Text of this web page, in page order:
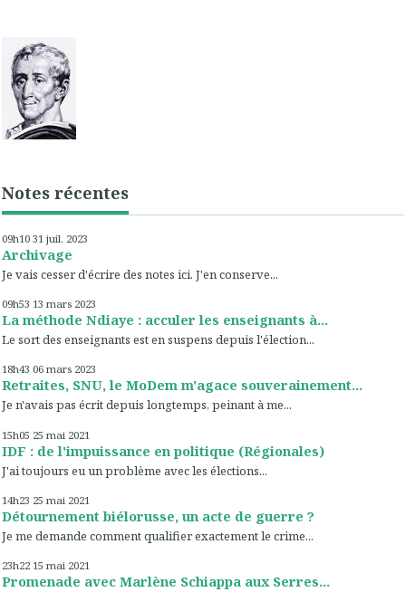
Notes récentes
09h10 31 juil. 2023
Archivage
Je vais cesser d'écrire des notes ici. J'en conserve...
09h53 13 mars 2023
La méthode Ndiaye : acculer les enseignants à...
Le sort des enseignants est en suspens depuis l'élection...
18h43 06 mars 2023
Retraites, SNU, le MoDem m'agace souverainement...
Je n'avais pas écrit depuis longtemps, peinant à me...
15h05 25 mai 2021
IDF : de l'impuissance en politique (Régionales)
J'ai toujours eu un problème avec les élections...
14h23 25 mai 2021
Détournement biélorusse, un acte de guerre ?
Je me demande comment qualifier exactement le crime...
23h22 15 mai 2021
Promenade avec Marlène Schiappa aux Serres...